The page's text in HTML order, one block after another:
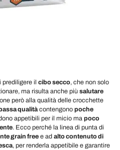
il cibo secco, che non solo
ma risulta anche più salutare
però alla qualità delle crocchette
bassa qualitàcontengono poche
appetibili per il micio ma poco
. Ecco perché la linea di punta di
grain free e ad alto contenuto di
, per renderla appetibile e garantire